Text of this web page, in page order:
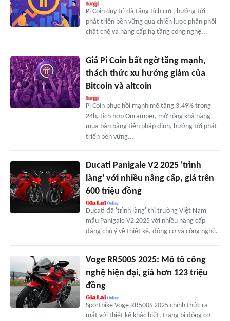
Pi Coin duy trì đà tăng tích cực, hướng tới
phát triển bền vững qua chiến lược phân phối
chặt chẽ và nâng cấp hạ tầng công nghệ...
Giá Pi Coin bất ngờ tăng mạnh,
thách thức xu hướng giảm của
Bitcoin và altcoin
Pi Coin phục hồi mạnh mẽ tăng 3,49% trong
24h, tích hợp Onramper, mở rộng khả năng
mua bán bằng tiền pháp định, hướng tới phát
triển bền vững...
Ducati Panigale V2 2025 'trình
làng' với nhiều nâng cấp, giá trên
600 triệu đồng
Ducati đã 'trình làng' thị trường Việt Nam
mẫu Panigale V2 2025 với nhiều nâng cấp
đáng chú ý về thiết kế, động cơ và công nghệ.
Voge RR500S 2025: Mô tô công
nghệ hiện đại, giá hơn 123 triệu
đồng
Sportbike Voge RR500S 2025 chính thức ra
mắt với thiết kế khác biệt, trang bị động cơ